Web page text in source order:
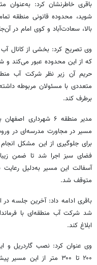
باقری خاطرنشان کرد: به‌عنوان
شوید، محدوده قانونی منطقه
بالا، سعادت‌آباد و کوی امام در
وی تصریح کرد: بخشی از کانال
که از این محدوده عبور می‌کند و
حریم آن زیر نظر شرکت آب
متعددی با مسئولان مربوطه
برطرف کند.
مدیر منطقه ۶
مسیر در مجاورت مدرسه‌ای در
فضای سبز اجرا شد تا ضمن
آسفالت این مسیر به‌دلیل
متوقف شد.
باقری ادامه داد: آخرین جلسه در
شد شرکت آب منطقه‌ای با
ابلاغ کند.‌
وی عنوان کرد: نصب گاردریل و
۲۰۰ تا ۳۰۰ متر از